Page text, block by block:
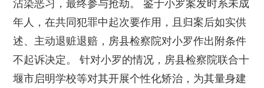
年人，在共同犯罪中起次要作用，且归案后如实供
述、主动退赃退赔，房县检察院对小罗作出附条件
不起诉决定。 针对小罗的情况，房县检察院联合十
堰市启明学校等对其开展个性化矫治，为其量身建